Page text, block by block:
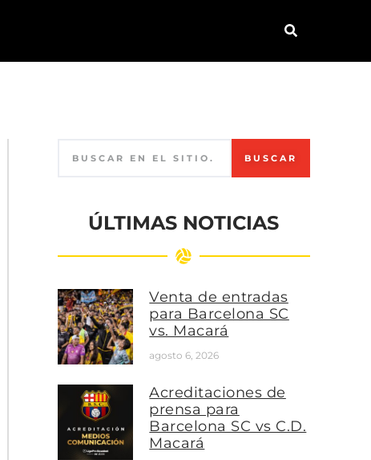
BUSCAR
ÚLTIMAS NOTICIAS
Venta de entradas
para Barcelona SC
vs. Macará
agosto 6, 2026
Acreditaciones de
prensa para
Barcelona SC vs C.D.
Macará